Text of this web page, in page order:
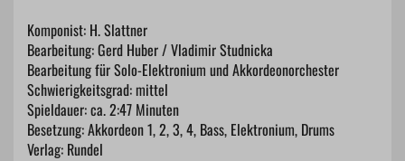
Komponist: H. Slattner
Bearbeitung: Gerd Huber / Vladimir Studnicka
Bearbeitung für Solo-Elektronium und Akkordeonorchester
Schwierigkeitsgrad: mittel
Spieldauer: ca. 2:47 Minuten
Besetzung: Akkordeon 1, 2, 3, 4, Bass, Elektronium, Drums
Verlag: Rundel